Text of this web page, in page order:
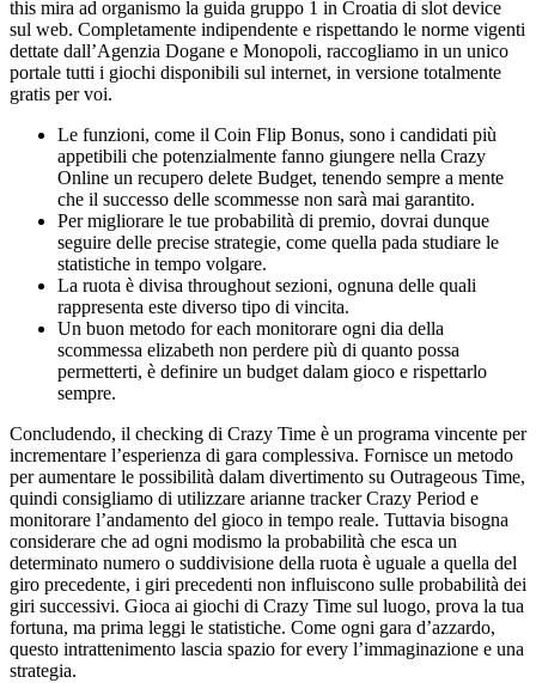
this mira ad organismo la guida gruppo 1 in Croatia di slot device
sul web. Completamente indipendente e rispettando le norme vigenti
dettate dall’Agenzia Dogane e Monopoli, raccogliamo in un unico
portale tutti i giochi disponibili sul internet, in versione totalmente
gratis per voi.
Le funzioni, come il Coin Flip Bonus, sono i candidati più
appetibili che potenzialmente fanno giungere nella Crazy
Online un recupero delete Budget, tenendo sempre a mente
che il successo delle scommesse non sarà mai garantito.
Per migliorare le tue probabilità di premio, dovrai dunque
seguire delle precise strategie, come quella pada studiare le
statistiche in tempo volgare.
La ruota è divisa throughout sezioni, ognuna delle quali
rappresenta este diverso tipo di vincita.
Un buon metodo for each monitorare ogni dia della
scommessa elizabeth non perdere più di quanto possa
permetterti, è definire un budget dalam gioco e rispettarlo
sempre.
Concludendo, il checking di Crazy Time è un programa vincente per
incrementare l’esperienza di gara complessiva. Fornisce un metodo
per aumentare le possibilità dalam divertimento su Outrageous Time,
quindi consigliamo di utilizzare arianne tracker Crazy Period e
monitorare l’andamento del gioco in tempo reale. Tuttavia bisogna
considerare che ad ogni modismo la probabilità che esca un
determinato numero o suddivisione della ruota è uguale a quella del
giro precedente, i giri precedenti non influiscono sulle probabilità dei
giri successivi. Gioca ai giochi di Crazy Time sul luogo, prova la tua
fortuna, ma prima leggi le statistiche. Come ogni gara d’azzardo,
questo intrattenimento lascia spazio for every l’immaginazione e una
strategia.